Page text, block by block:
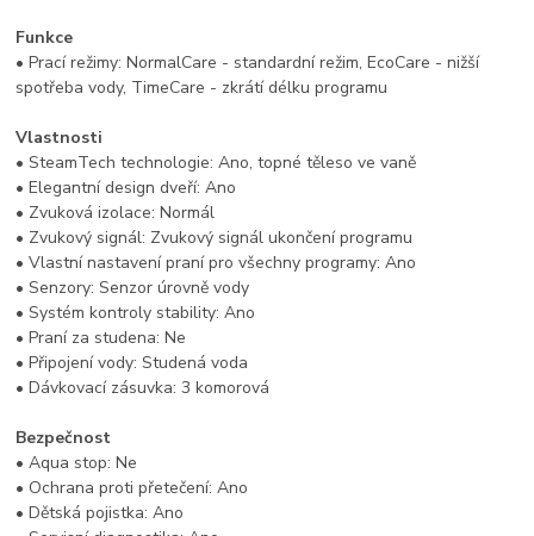
Funkce
• Prací režimy: NormalCare - standardní režim, EcoCare - nižší
spotřeba vody, TimeCare - zkrátí délku programu
Vlastnosti
• SteamTech technologie: Ano, topné těleso ve vaně
• Elegantní design dveří: Ano
• Zvuková izolace: Normál
• Zvukový signál: Zvukový signál ukončení programu
• Vlastní nastavení praní pro všechny programy: Ano
• Senzory: Senzor úrovně vody
• Systém kontroly stability: Ano
• Praní za studena: Ne
• Připojení vody: Studená voda
• Dávkovací zásuvka: 3 komorová
Bezpečnost
• Aqua stop: Ne
• Ochrana proti přetečení: Ano
• Dětská pojistka: Ano